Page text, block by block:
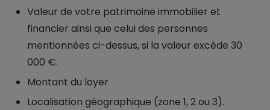
Valeur de votre patrimoine immobilier et
financier ainsi que celui des personnes
mentionnées ci-dessus, si la valeur excède 30
000 €.
Montant du loyer
Localisation géographique (zone 1, 2 ou 3).